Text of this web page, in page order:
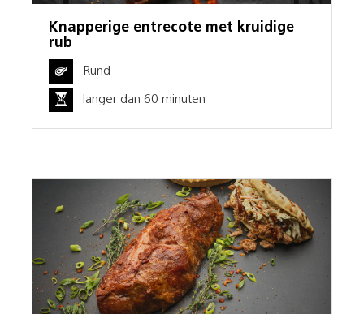
Knapperige entrecote met kruidige
rub
Rund
langer dan 60 minuten